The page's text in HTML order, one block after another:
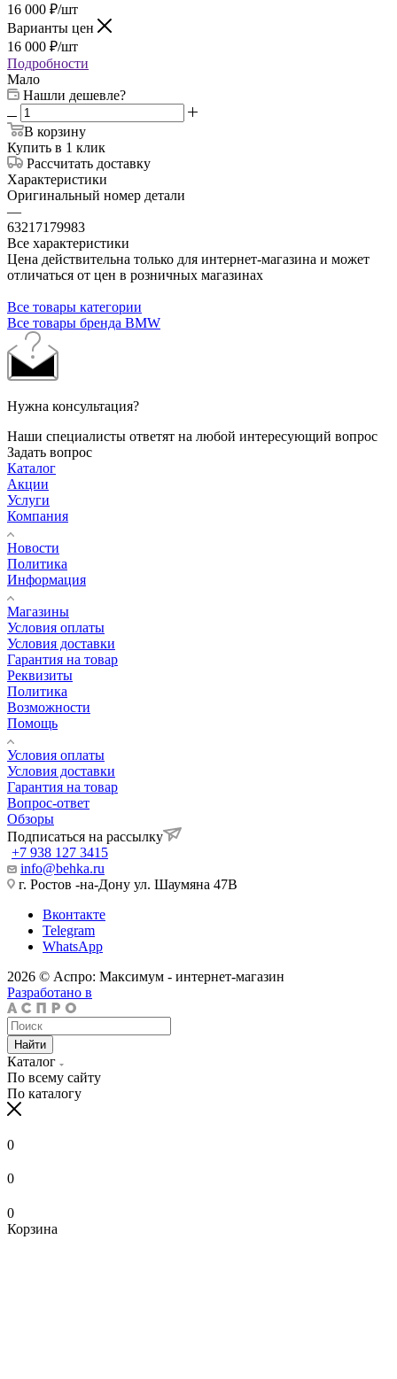
16 000 ₽/шт
Варианты цен
16 000 ₽/шт
Подробности
Мало
Нашли дешевле?
В корзину
Купить в 1 клик
Рассчитать доставку
Характеристики
Оригинальный номер детали
—
63217179983
Все характеристики
Цена действительна только для интернет-магазина и может
отличаться от цен в розничных магазинах
Все товары категории
Все товары бренда BMW
Нужна консультация?
Наши специалисты ответят на любой интересующий вопрос
Задать вопрос
Каталог
Акции
Услуги
Компания
Новости
Политика
Информация
Магазины
Условия оплаты
Условия доставки
Гарантия на товар
Реквизиты
Политика
Возможности
Помощь
Условия оплаты
Условия доставки
Гарантия на товар
Вопрос-ответ
Обзоры
Подписаться на рассылку
+7 938 127 3415
info@behka.ru
г. Ростов -на-Дону ул. Шаумяна 47В
Вконтакте
Telegram
WhatsApp
2026 © Аспро: Максимум - интернет-магазин
Разработано в
Найти
Каталог
По всему сайту
По каталогу
0
0
0
Корзина